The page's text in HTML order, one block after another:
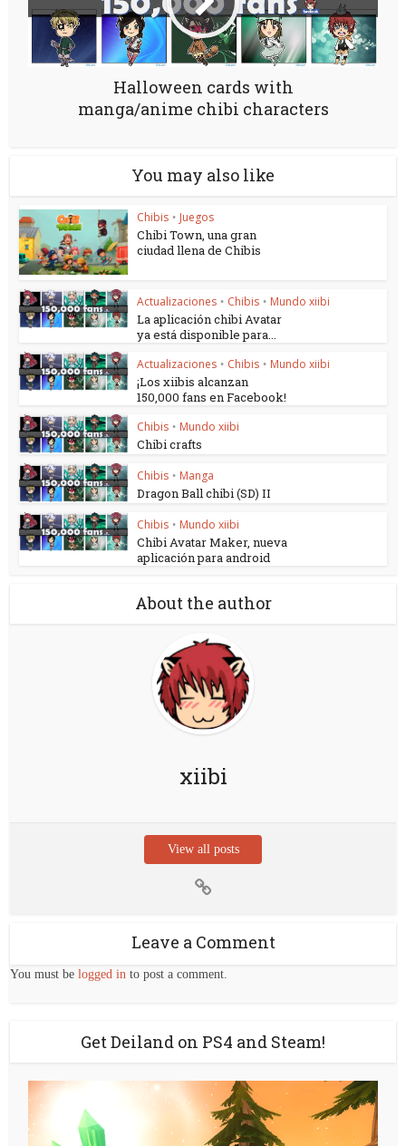
Halloween cards with
manga/anime chibi characters
You may also like
Chibis • Juegos
Chibi Town, una gran
ciudad llena de Chibis
Actualizaciones • Chibis • Mundo xiibi
La aplicación chibi Avatar
ya está disponible para...
Actualizaciones • Chibis • Mundo xiibi
¡Los xiibis alcanzan
150,000 fans en Facebook!
Chibis • Mundo xiibi
Chibi crafts
Chibis • Manga
Dragon Ball chibi (SD) II
Chibis • Mundo xiibi
Chibi Avatar Maker, nueva
aplicación para android
About the author
xiibi
View all posts
Leave a Comment
You must belogged in to post a comment.
Get Deiland on PS4 and Steam!